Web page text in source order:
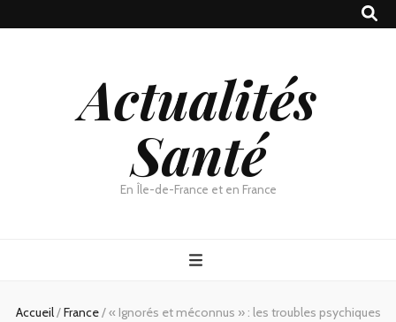
Actualités
Santé
En Île-de-France et en France
Accueil/France/« Ignorés et méconnus » : les troubles psychiques